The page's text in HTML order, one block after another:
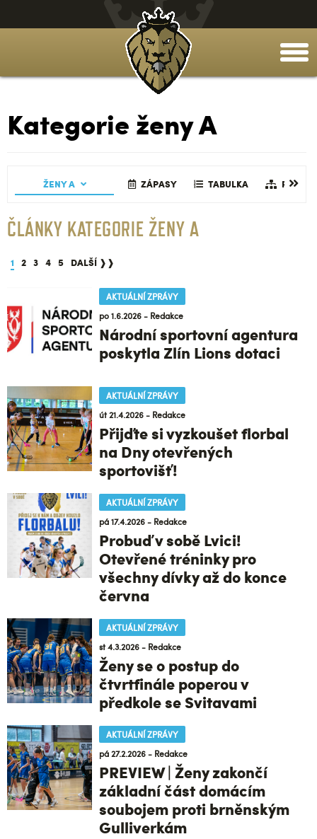
Kategorie ženy A
ŽENY A
GALERIE
TABULKA REALIZAČNÍ TÝM GALERIE ČLÁNKY
GALERIE ZÁPASY TABULKA
ČLÁNKY KATEGORIE ŽENY A
1 2 3 4 5 DALŠÍ ❱❱
AKTUÁLNÍ ZPRÁVY
po 1.6.2026 - Redakce
Národní sportovní agentura
poskytla Zlín Lions dotaci
AKTUÁLNÍ ZPRÁVY
út 21.4.2026 - Redakce
Přijďte si vyzkoušet florbal
na Dny otevřených
sportovišť!
AKTUÁLNÍ ZPRÁVY
pá 17.4.2026 - Redakce
Probuď v sobě Lvici!
Otevřené tréninky pro
všechny dívky až do konce
června
AKTUÁLNÍ ZPRÁVY
st 4.3.2026 - Redakce
Ženy se o postup do
čtvrtfinále poperou v
předkole se Svitavami
AKTUÁLNÍ ZPRÁVY
pá 27.2.2026 - Redakce
PREVIEW | Ženy zakončí
základní část domácím
soubojem proti brněnským
Gulliverkám